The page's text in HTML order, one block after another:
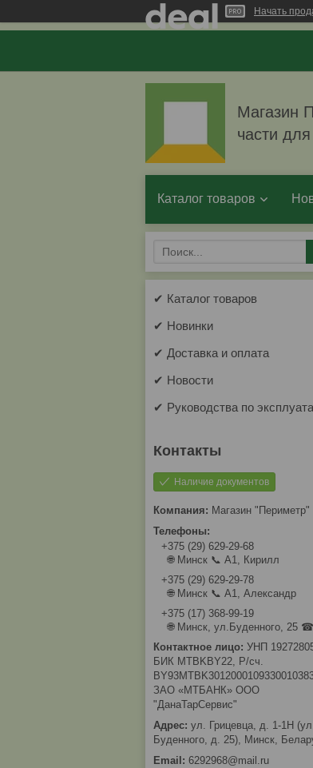
Начать
Магазин
части
Каталог товаров
✔ Каталог товаров
✔ Новинки
✔ Доставка и оплата
✔ Новости
✔ Руководства по
Наличие документов
Магазин "Периметр"
+375 (29) 629-29-68
🌐 Минск 📞 А1, Кирилл
+375 (29) 629-29-78
🌐 Минск 📞 А1, Александр
+375 (17) 368-99-19
🌐 Минск, ул.Буденного, 25 ☎
УНП
БИК MTBKBY22, Р/сч.
ЗАО «МТБАНК» ООО
"ДанаТарСервис"
ул. Грицевца, д. 1-1Н
Буденного, д. 25), Минск,
6292968@mail.ru